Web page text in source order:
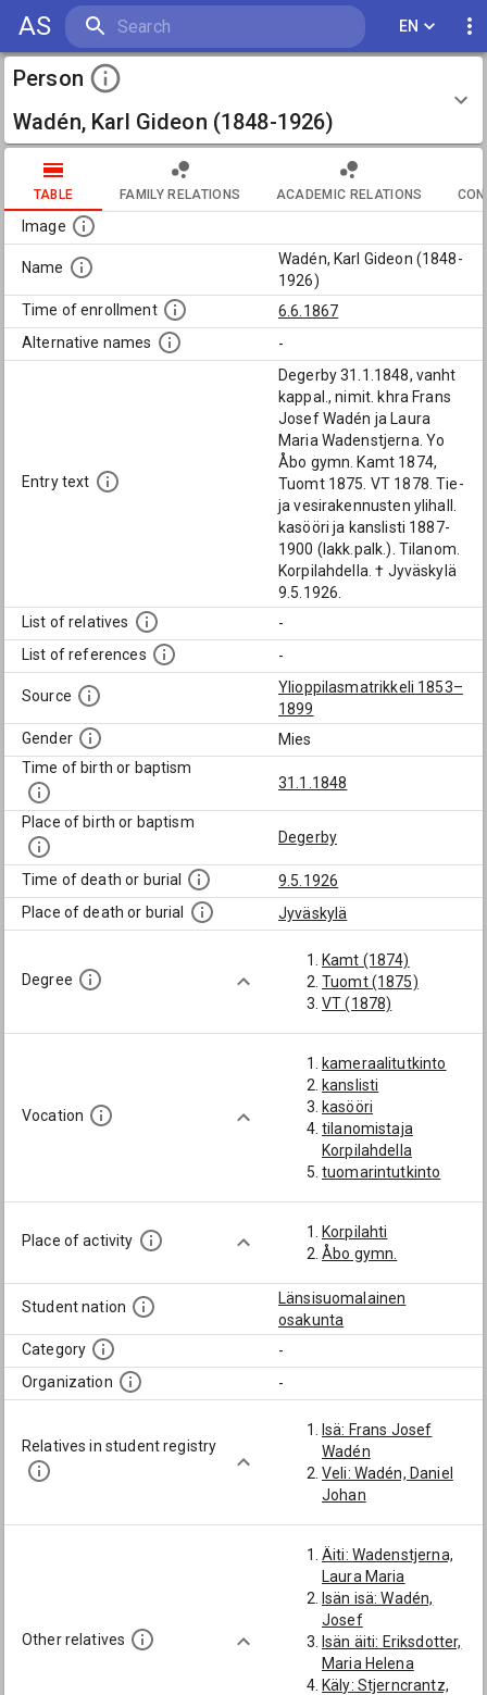
AS EN
Person
Wadén, Karl Gideon (1848-1926)
TABLE FAMILY RELATIONS ACADEMIC RELATIONS
Image
Name
Wadén, Karl Gideon (1848-
1926)
Time of enrollment
6.6.1867
Alternative names
-
Entry text
Degerby 31.1.1848, vanht
kappal., nimit. khra Frans
Josef Wadén ja Laura
Maria Wadenstjerna. Yo
Åbo gymn. Kamt 1874,
Tuomt 1875. VT 1878. Tie-
ja vesirakennusten ylihall.
kasööri ja kanslisti 1887-
1900 (lakk.palk.). Tilanom.
Korpilahdella. † Jyväskylä
9.5.1926.
List of relatives
-
List of references
-
Source
Ylioppilasmatrikkeli 1853–
1899
Gender
Mies
Time of birth or baptism
31.1.1848
Place of birth or baptism
Degerby
Time of death or burial
9.5.1926
Place of death or burial
Jyväskylä
Degree
Kamt (1874)
Tuomt (1875)
VT (1878)
Vocation
kameraalitutkinto
kanslisti
kasööri
tilanomistaja
Korpilahdella
tuomarintutkinto
Place of activity
Korpilahti
Åbo gymn.
Student nation
Länsisuomalainen
osakunta
Category
-
Organization
-
Relatives in student registry
Isä: Frans Josef
Wadén
Veli: Wadén, Daniel
Johan
Other relatives
Äiti: Wadenstjerna,
Laura Maria
Isän isä: Wadén,
Josef
Isän äiti: Eriksdotter,
Maria Helena
Käly: Stjerncrantz,